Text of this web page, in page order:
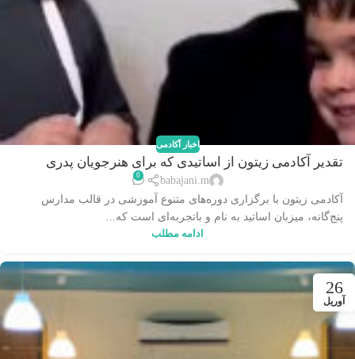
اخبار آکادمی
تقدیر آکادمی زیتون از اساتیدی که برای هنرجویان پدری
babajani.m
0
آکادمی زیتون با برگزاری دوره‌های متنوع آموزشی در قالب مدارس
پنج‌گانه، میزبان اساتید به نام و باتجربه‌ای است که...
ادامه مطلب
26
آوریل